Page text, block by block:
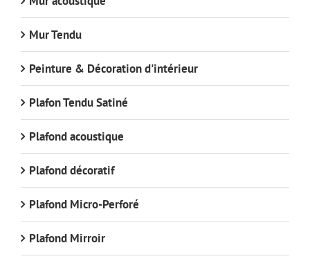
Mur Tendu
Peinture & Décoration d'intérieur
Plafon Tendu Satiné
Plafond acoustique
Plafond décoratif
Plafond Micro-Perforé
Plafond Mirroir